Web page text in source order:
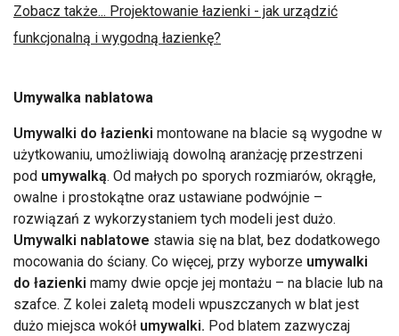
Zobacz także... Projektowanie łazienki - jak urządzić
funkcjonalną i wygodną łazienkę?
Umywalka nablatowa
Umywalki do łazienki montowane na blacie są wygodne w
użytkowaniu, umożliwiają dowolną aranżację przestrzeni
pod umywalką. Od małych po sporych rozmiarów, okrągłe,
owalne i prostokątne oraz ustawiane podwójnie –
rozwiązań z wykorzystaniem tych modeli jest dużo.
Umywalki nablatowe stawia się na blat, bez dodatkowego
mocowania do ściany. Co więcej, przy wyborze umywalki
do łazienki mamy dwie opcje jej montażu – na blacie lub na
szafce. Z kolei zaletą modeli wpuszczanych w blat jest
dużo miejsca wokół umywalki. Pod blatem zazwyczaj